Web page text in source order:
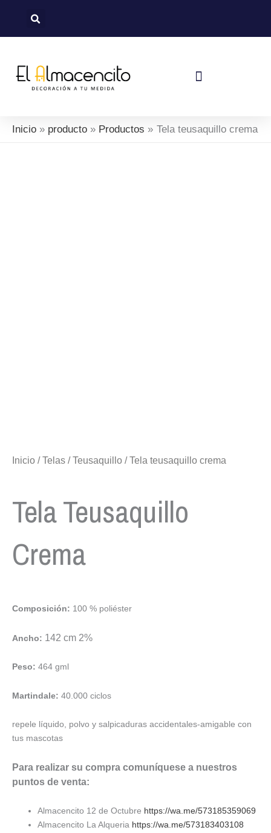
Inicio producto Productos Tela teusaquillo crema
Inicio /Telas /Teusaquillo / Tela teusaquillo crema
Tela Teusaquillo
Crema
Composición: 100 % poliéster
Ancho: 142 cm 2%
Peso: 464 gml
Martindale: 40.000 ciclos
repele líquido, polvo y salpicaduras accidentales-amigable con
tus mascotas
Para realizar su compra comuníquese a nuestros
puntos de venta:
Almacencito 12 de Octubre https://wa.me/573185359069
Almacencito La Alqueria https://wa.me/573183403108